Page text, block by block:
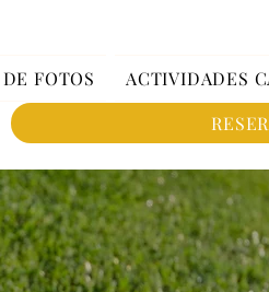
FOTOS ACTIVIDADES